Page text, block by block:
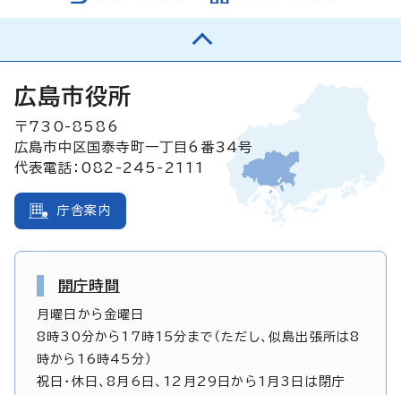
広島市役所
〒730-8586
広島市中区国泰寺町一丁目6番34号
代表電話：082-245-2111
庁舎案内
開庁時間
月曜日から金曜日
8時30分から17時15分まで（ただし、似島出張所は8
時から16時45分）
祝日・休日、8月6日、12月29日から1月3日は閉庁